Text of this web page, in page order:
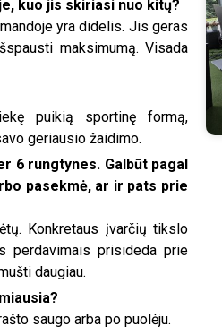
kuo jis skiriasi nuo kitų?
yra didelis. Jis geras
maksimumą. Visada
puikią sportinę formą,
geriausio žaidimo.
6 rungtynes. Galbūt pagal
pasekmė, ar ir pats prie
Konkretaus įvarčių tikslo
perdavimais prisideda prie
daugiau.
saugo arba po puolėju.